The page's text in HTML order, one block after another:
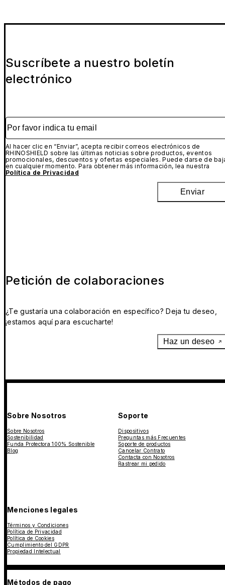
Suscríbete a nuestro boletín
electrónico
Por favor indica tu email
Al hacer clic en “Enviar”, acepta recibir correos electrónicos de
RHINOSHIELD sobre las últimas noticias sobre productos, eventos
promocionales, descuentos y ofertas especiales. Puede darse de
en cualquier momento. Para obtener más información, lea nuestra
Política de Privacidad
Enviar
Petición de colaboraciones
¿Te gustaría una colaboración en específico? Deja tu deseo,
¡estamos aquí para escucharte!
Haz un deseo
Sobre Nosotros
Sobre Nosotros
Sostenibilidad
Funda Protectora 100% Sostenible
Blog
Soporte
Dispositivos
Preguntas más Frecuentes
Soporte de productos
Cancelar Contrato
Contacta con Nosotros
Rastrear mi pedido
Menciones legales
Términos y Condiciones
Política de Privacidad
Política de Cookies
Cumplimiento del GDPR
Propiedad Intelectual
Métodos de pago